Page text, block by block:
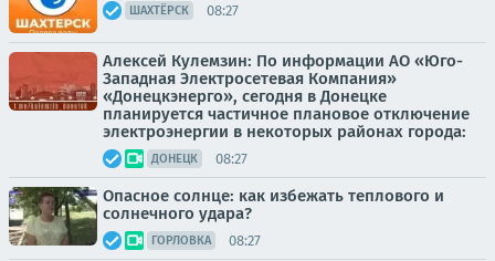
ШАХТЁРСК 08:27
Алексей Кулемзин: По информации АО «Юго-
Западная Электросетевая Компания»
«Донецкэнерго», сегодня в Донецке
планируется частичное плановое отключение
электроэнергии в некоторых районах города:
ДОНЕЦК 08:27
Опасное солнце: как избежать теплового и
солнечного удара?
ГОРЛОВКА 08:27